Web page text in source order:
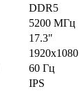
DDR5
5200 МГц
17.3"
1920x1080
60 Гц
IPS